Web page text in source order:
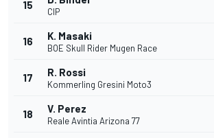
15
CIP
16 K. Masaki
BOE Skull Rider Mugen Race
17 R. Rossi
Kommerling Gresini Moto3
18 V. Perez
Reale Avintia Arizona 77